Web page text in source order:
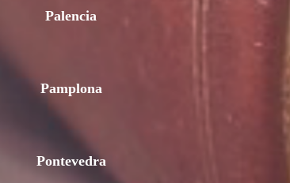
Palencia
Pamplona
Pontevedra